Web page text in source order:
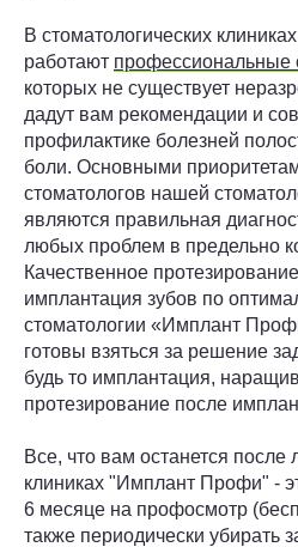
В стоматологических
работают профессиональные
которых не существует
дадут вам рекомендации и
профилактике болезней
боли. Основными
стоматологов нашей
являются правильная
любых проблем в предельно
Качественное
имплантация зубов по
стоматологии «Имплант
готовы взяться за решение
будь то имплантация,
протезирование после
Все, что вам останется после
клиниках "Имплант Профи" -
6 месяце на профосмотр
также периодически убирать